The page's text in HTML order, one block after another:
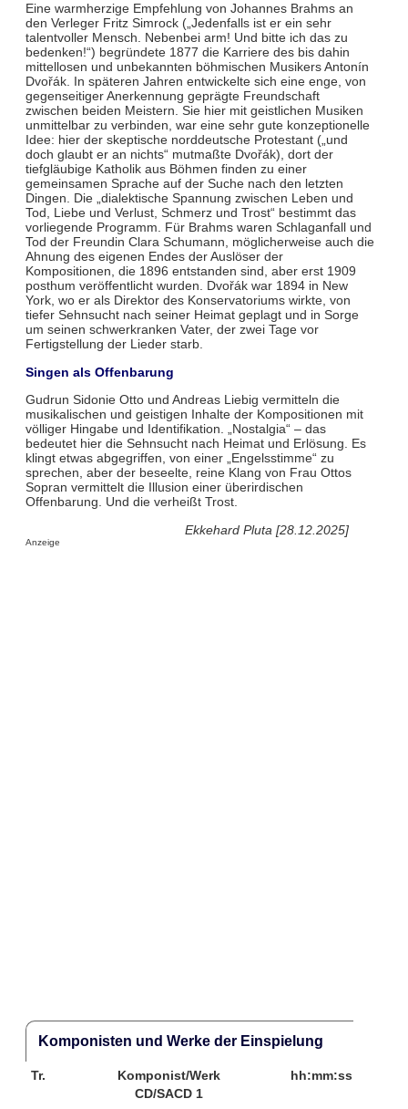
Eine warmherzige Empfehlung von Johannes Brahms an
den Verleger Fritz Simrock („Jedenfalls ist er ein sehr
talentvoller Mensch. Nebenbei arm! Und bitte ich das zu
bedenken!“) begründete 1877 die Karriere des bis dahin
mittellosen und unbekannten böhmischen Musikers Antonín
Dvořák. In späteren Jahren entwickelte sich eine enge, von
gegenseitiger Anerkennung geprägte Freundschaft
zwischen beiden Meistern. Sie hier mit geistlichen Musiken
unmittelbar zu verbinden, war eine sehr gute konzeptionelle
Idee: hier der skeptische norddeutsche Protestant („und
doch glaubt er an nichts“ mutmaßte Dvořák), dort der
tiefgläubige Katholik aus Böhmen finden zu einer
gemeinsamen Sprache auf der Suche nach den letzten
Dingen. Die „dialektische Spannung zwischen Leben und
Tod, Liebe und Verlust, Schmerz und Trost“ bestimmt das
vorliegende Programm. Für Brahms waren Schlaganfall und
Tod der Freundin Clara Schumann, möglicherweise auch die
Ahnung des eigenen Endes der Auslöser der
Kompositionen, die 1896 entstanden sind, aber erst 1909
posthum veröffentlicht wurden. Dvořák war 1894 in New
York, wo er als Direktor des Konservatoriums wirkte, von
tiefer Sehnsucht nach seiner Heimat geplagt und in Sorge
um seinen schwerkranken Vater, der zwei Tage vor
Fertigstellung der Lieder starb.
Singen als Offenbarung
Gudrun Sidonie Otto und Andreas Liebig vermitteln die
musikalischen und geistigen Inhalte der Kompositionen mit
völliger Hingabe und Identifikation. „Nostalgia“ – das
bedeutet hier die Sehnsucht nach Heimat und Erlösung. Es
klingt etwas abgegriffen, von einer „Engelsstimme“ zu
sprechen, aber der beseelte, reine Klang von Frau Ottos
Sopran vermittelt die Illusion einer überirdischen
Offenbarung. Und die verheißt Trost.
Ekkehard Pluta [28.12.2025]
Anzeige
Komponisten und Werke der Einspielung
Tr. Komponist/Werk
hh:mm:ss
CD/SACD 1